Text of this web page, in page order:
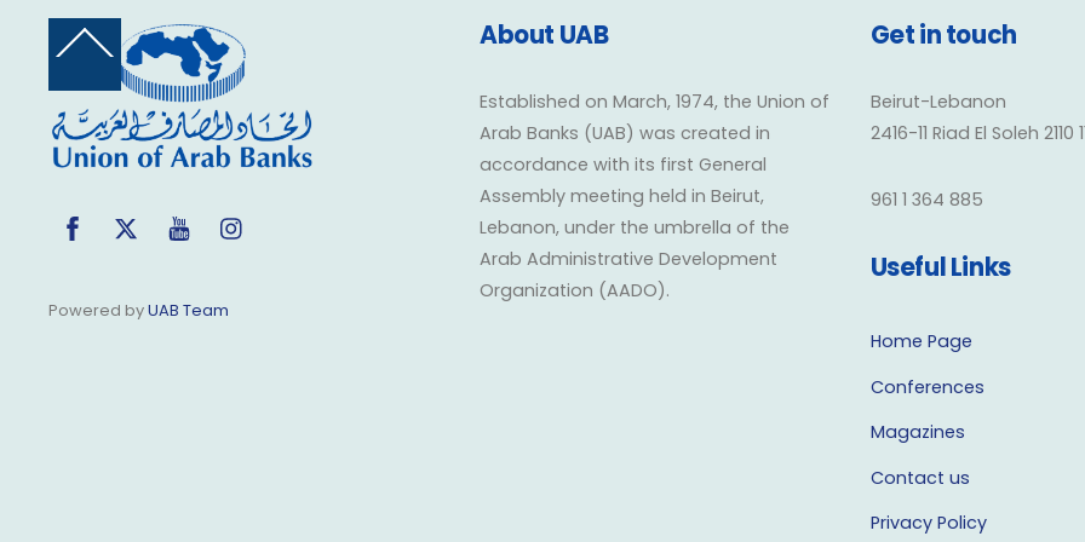
Back
Top
Facebook
Twitter YouTube
Powered byUAB Team
About UAB
Established on March, 1974, the Union of
Arab Banks (UAB) was created in
accordance with its first General
Assembly meeting held in Beirut,
Lebanon, under the umbrella of the
Arab Administrative Development
Organization (AADO).
Get in touch
Beirut-Lebanon
2416-11 Riad El Soleh 2110
961 1 364 885
Useful Links
Home Page
Conferences
Magazines
Contact us
Privacy Policy